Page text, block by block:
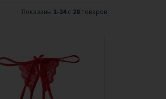
Показаны 1-24с 28 товаров